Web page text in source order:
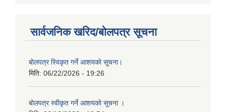
सार्वजनिक खरिद/बोलपत्र सूचना
बाेलपत्र स्विकृत गर्ने आशयकाे सूचना।
मिति: 06/22/2026 - 19:26
बोलपत्र स्वीकृत गर्ने आशयको सूचना ।